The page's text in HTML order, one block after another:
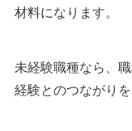
材料になります。
未経験職種なら、
経験とのつながり